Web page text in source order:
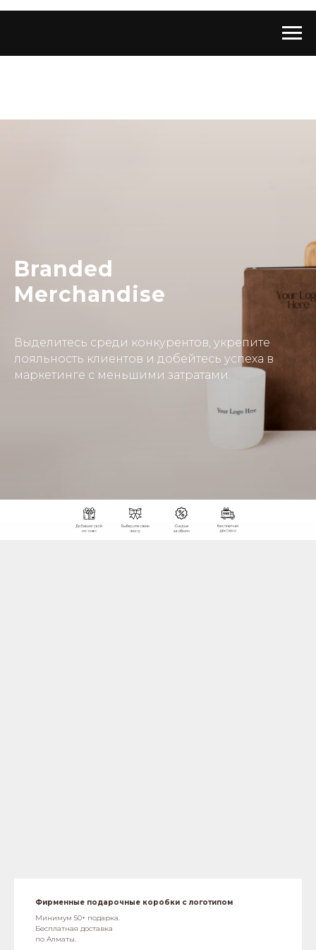
Branded
Merchandise
Выделитесь среди конкурентов, укрепите
лояльность клиентов и добейтесь успеха в
маркетинге с меньшими затратами.
Фирменные подарочные коробки с логотипом
Минимум 50+ подарка.
Бесплатная доставка
по Алматы.